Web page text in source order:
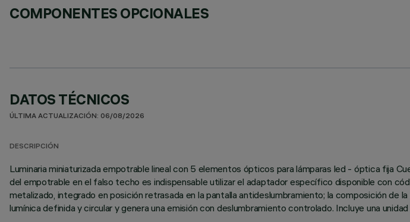
COMPONENTES OPCIONALES
DATOS TÉCNICOS
ÚLTIMA ACTUALIZACIÓN: 06/08/2026
DESCRIPCIÓN
Luminaria miniaturizada empotrable lineal con 5 elementos ópticos para lámparas led - óptica fija
del empotrable en el falso techo es indispensable utilizar el adaptador específico disponible con
metalizado, integrado en posición retrasada en la pantalla antideslumbramiento; la composición
lumínica definida y circular y genera una emisión con deslumbramiento controlado. Incluye una